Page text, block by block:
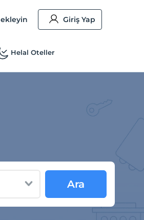
Giriş Yap
Helal Oteller
Ara